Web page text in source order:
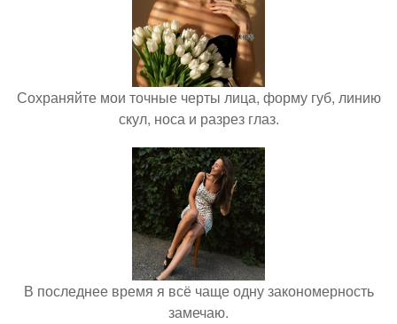
Сохраняйте мои точные черты лица, форму губ, линию
скул, носа и разрез глаз.
В последнее время я всё чаще одну закономерность
замечаю.